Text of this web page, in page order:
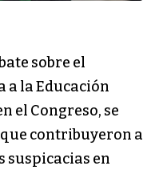
sobre el
a la Educación
el Congreso, se
contribuyeron a
suspicacias en